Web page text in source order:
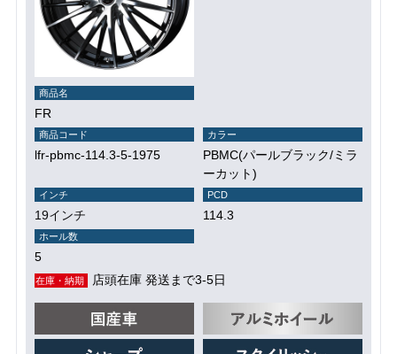
商品名
FR
商品コード
lfr-pbmc-114.3-5-1975
カラー
PBMC(パールブラック/ミラ
ーカット)
インチ
19インチ
PCD
114.3
ホール数
5
在庫・納期 店頭在庫 発送まで3-5日